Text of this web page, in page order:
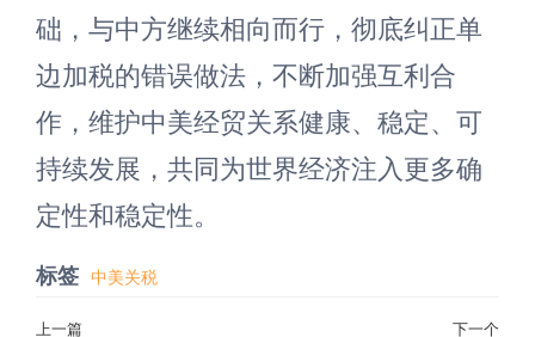
础，与中方继续相向而行，彻底纠正单
边加税的错误做法，不断加强互利合
作，维护中美经贸关系健康、稳定、可
持续发展，共同为世界经济注入更多确
定性和稳定性。
标签 中美关税
上一篇 下一个